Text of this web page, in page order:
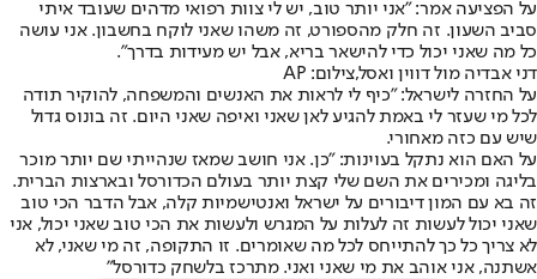
על הפציעה אמר: "אני יותר טוב, יש לי צוות רפואי מדהים שעובד איתי
סביב השעון. זה חלק מהספורט, זה משהו שאני לוקח בחשבון. אני עושה
כל מה שאני יכול כדי להישאר בריא, אבל יש מעידות בדרך".
דני אבדיה מול דווין ואסל,צילום: AP
על החזרה לישראל: "כיף לי לראות את האנשים והמשפחה, להוקיר תודה
לכל מי שעזר לי באמת להגיע לאן שאני ואיפה שאני היום. זה בונוס גדול
שיש עם כזה מאחורי.
על האם הוא נתקל בעוינות: "כן. אני חושב שמאז שנהייתי שם יותר מוכר
בליגה ומכירים את השם שלי קצת יותר בעולם הכדורסל ובארצות הברית.
זה בא עם המון דיבורים על ישראל ואנטישמיות קלה, אבל הדבר הכי טוב
שאני יכול לעשות זה לעלות על המגרש ולעשות את הכי טוב שאני יכול, אני
לא צריך כל כך להתייחס לכל מה שאומרים. זו התקופה, זה מי שאני, לא
אשתנה, אני אוהב את מי שאני ואני. מתרכז בלשחק כדורסל"